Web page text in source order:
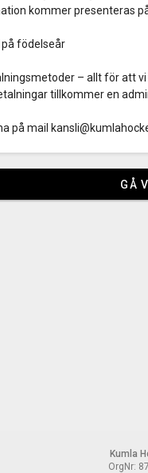
kommer presenteras
födelseår
– allt för att
tillkommer en
på mail
GÅ
Kumla
OrgNr: